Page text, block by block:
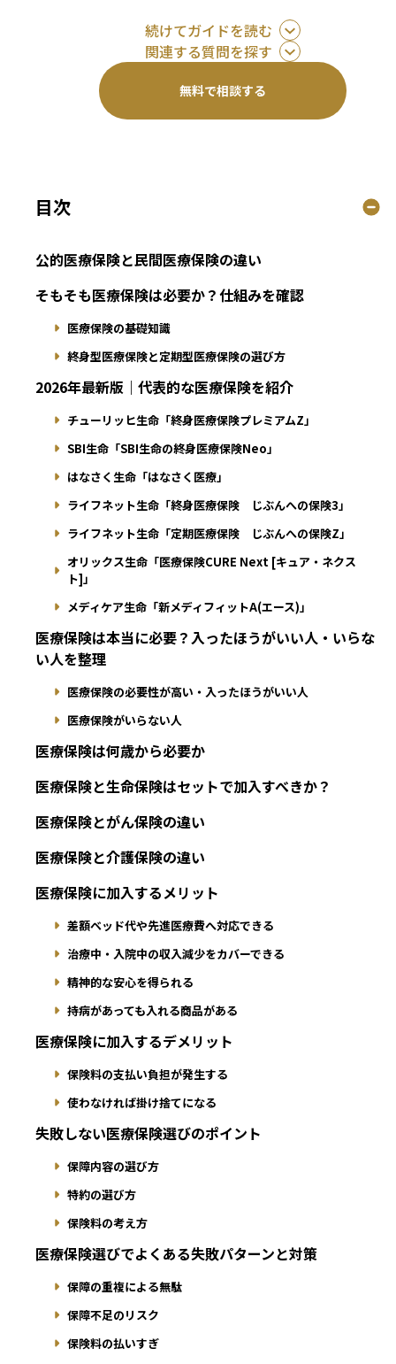
続けてガイドを読む
関連する質問を探す
無料で相談する
目次
公的医療保険と民間医療保険の違い
そもそも医療保険は必要か？仕組みを確認
医療保険の基礎知識
終身型医療保険と定期型医療保険の選び方
2026年最新版｜代表的な医療保険を紹介
チューリッヒ生命「終身医療保険プレミアムZ」
SBI生命「SBI生命の終身医療保険Neo」
はなさく生命「はなさく医療」
ライフネット生命「終身医療保険 じぶんへの保険3」
ライフネット生命「定期医療保険 じぶんへの保険Z」
オリックス生命「医療保険CURE Next [キュア・ネクス
ト]」
メディケア生命「新メディフィットA(エース)」
医療保険は本当に必要？入ったほうがいい人・いらな
い人を整理
医療保険の必要性が高い・入ったほうがいい人
医療保険がいらない人
医療保険は何歳から必要か
医療保険と生命保険はセットで加入すべきか？
医療保険とがん保険の違い
医療保険と介護保険の違い
医療保険に加入するメリット
差額ベッド代や先進医療費へ対応できる
治療中・入院中の収入減少をカバーできる
精神的な安心を得られる
持病があっても入れる商品がある
医療保険に加入するデメリット
保険料の支払い負担が発生する
使わなければ掛け捨てになる
失敗しない医療保険選びのポイント
保障内容の選び方
特約の選び方
保険料の考え方
医療保険選びでよくある失敗パターンと対策
保障の重複による無駄
保障不足のリスク
保険料の払いすぎ